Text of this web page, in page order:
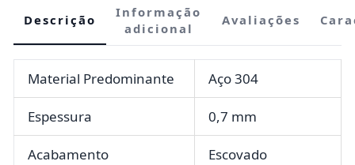
Descrição
Informação
adicional
Avaliações
Material Predominante Aço 304
Espessura 0,7 mm
Acabamento Escovado